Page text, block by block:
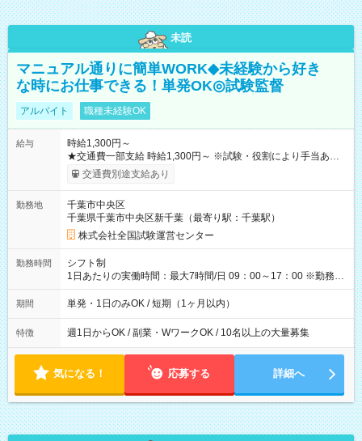
未読
マニュアル通りに簡単WORK◆未経験から好き
な時にお仕事できる！単発OK◎試験監督
アルバイト 職種未経験OK
給与
時給1,300円～
★交通費一部支給 時給1,300円～ ※試験・役割により手当あり
※勤務回数により昇給あり 【即給（前払い）オプションあ
り！】 希望される場合、勤務から1週間ほどで給与の一部を受け
例】 ・河合塾模擬試験 8:30～17:30（休憩1時間） 時給1,300円
×8時間＝日収10,400円＋交通費 ※当日の役割により時給＋100
円の場合あり ・国家試験 7:00～13:30（休憩なし） 時給1,300
円（役割手当＋100円）×6時間＝日収8,400円＋交通費 【試用期
間】試用期間なし
交通費別途支給あり
勤務地
千葉市中央区
千葉県千葉市中央区新千葉（最寄り駅：千葉駅）
株式会社全国試験運営センター
勤務時間
シフト制
1日あたりの実働時間：最大7時間/日 09：00～17：00 ※勤務時
間は 試験により異なります。
期間 単発・1日のみOK / 短期（1ヶ月以内）
特徴 週1日からOK / 副業・WワークOK / 10名以上の大量募集
気になる！ 応募する 詳細へ